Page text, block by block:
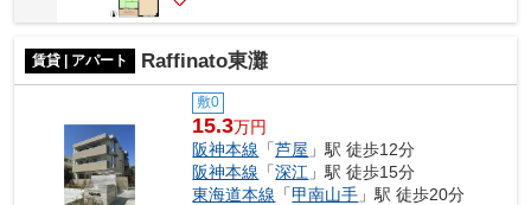
賃貸 | アパート Raffinato東灘
敷0
15.3万円
阪神本線 「芦屋 」駅 徒歩12分
阪神本線 「深江 」駅 徒歩15分
東海道本線 「甲南山手 」駅 徒歩20分